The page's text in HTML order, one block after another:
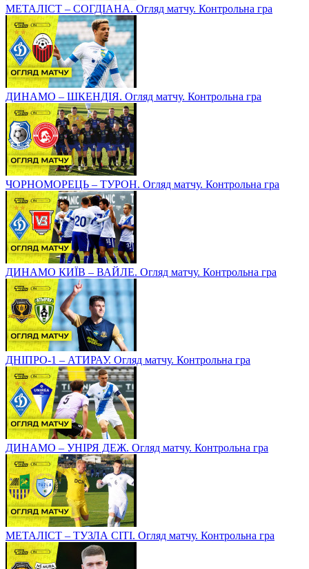
МЕТАЛІСТ – СОГДІАНА. Огляд матчу. Контрольна гра
ДИНАМО – ШКЕНДІЯ. Огляд матчу. Контрольна гра
ЧОРНОМОРЕЦЬ – ТУРОН. Огляд матчу. Контрольна гра
ДИНАМО КИЇВ – ВАЙЛЕ. Огляд матчу. Контрольна гра
ДНІПРО-1 – АТИРАУ. Огляд матчу. Контрольна гра
ДИНАМО – УНІРЯ ДЕЖ. Огляд матчу. Контрольна гра
МЕТАЛІСТ – ТУЗЛА СІТІ. Огляд матчу. Контрольна гра